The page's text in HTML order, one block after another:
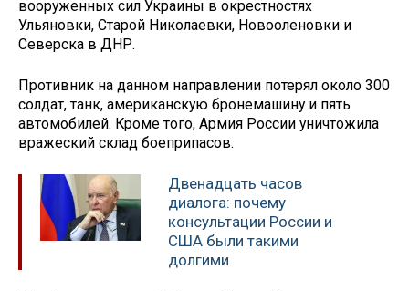
вооруженных сил Украины в окрестностях
Ульяновки, Старой Николаевки, Новооленовки и
Северска в ДНР.
Противник на данном направлении потерял около 300
солдат, танк, американскую бронемашину и пять
автомобилей. Кроме того, Армия России уничтожила
вражеский склад боеприпасов.
Двенадцать часов
диалога: почему
консультации России и
США были такими
долгими